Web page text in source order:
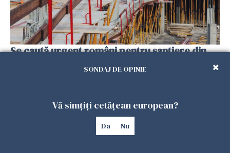
Se caută urgent români pentru șantiere din
Marea Britanie. Salarii de până la 29 de lire pe
SONDAJ DE OPINIE
Vă simțiți cetățean european?
Da Nu